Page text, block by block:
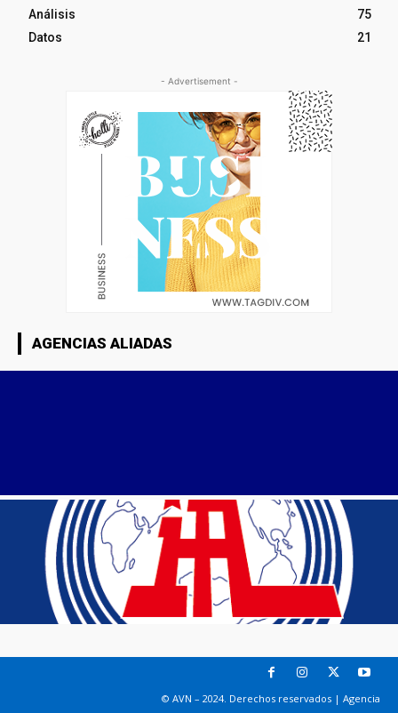
Análisis
75
Datos
21
- Advertisement -
AGENCIAS ALIADAS
© AVN – 2024. Derechos reservados | Agencia